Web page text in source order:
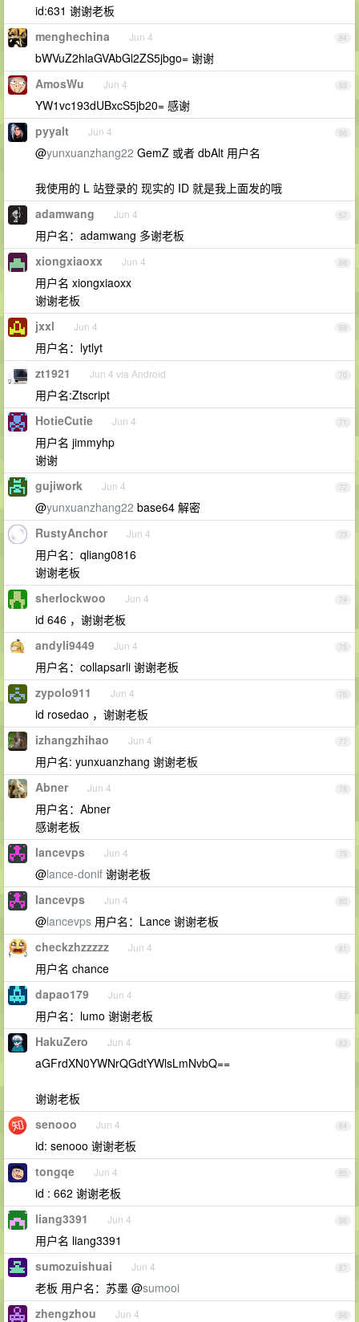
id:631 谢谢老板
64
menghechina Jun 4
bWVuZ2hlaGVAbGl2ZS5jbgo= 谢谢
65
AmosWu Jun 4
YW1vc193dUBxcS5jb20= 感谢
66
pyyalt Jun 4
@yunxuanzhang22 GemZ 或者 dbAlt 用户名
我使用的 L 站登录的 现实的 ID 就是我上面发的哦
67
adamwang Jun 4
用户名：adamwang 多谢老板
68
xiongxiaoxx Jun 4
用户名 xiongxiaoxx
谢谢老板
69
jxxl Jun 4
用户名：lytlyt
70
zt1921 Jun 4 via Android
用户名:Ztscript
71
HotieCutie Jun 4
用户名 jimmyhp
谢谢
72
gujiwork Jun 4
@yunxuanzhang22 base64 解密
73
RustyAnchor Jun 4
用户名：qliang0816
谢谢老板
74
sherlockwoo Jun 4
id 646 ，谢谢老板
75
andyli9449 Jun 4
用户名：collapsarli 谢谢老板
76
zypolo911 Jun 4
id rosedao ，谢谢老板
77
izhangzhihao Jun 4
用户名: yunxuanzhang 谢谢老板
78
Abner Jun 4
用户名：Abner
感谢老板
79
lancevps Jun 4
@lance-donif 谢谢老板
80
lancevps Jun 4
@lancevps 用户名：Lance 谢谢老板
81
checkzhzzzzz Jun 4
用户名 chance
82
dapao179 Jun 4
用户名：lumo 谢谢老板
83
HakuZero Jun 4
aGFrdXN0YWNrQGdtYWlsLmNvbQ==
谢谢老板
84
senooo Jun 4
id: senooo 谢谢老板
85
tongqe Jun 4
id : 662 谢谢老板
86
liang3391 Jun 4
用户名 liang3391
87
sumozuishuai Jun 4
老板 用户名：苏墨 @sumooi
88
zhengzhou Jun 4